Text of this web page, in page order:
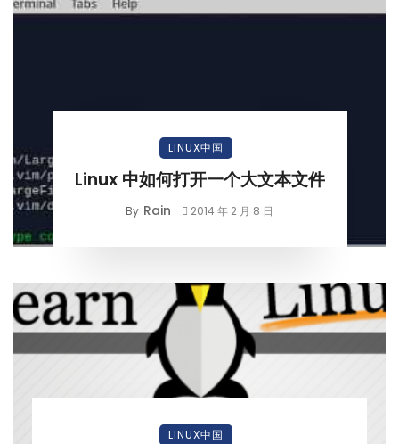
LINUX中国
Linux 中如何打开一个大文本文件
By Rain 2014 年 2 月 8 日
LINUX中国